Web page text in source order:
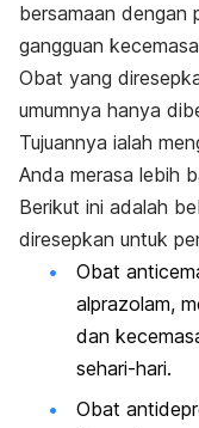
bersamaan dengan
gangguan
Obat yang
umumnya hanya
Tujuannya ialah
Anda merasa lebih
Berikut ini adalah
diresepkan untuk
Obat
alprazolam,
dan
sehari-hari.
Obat